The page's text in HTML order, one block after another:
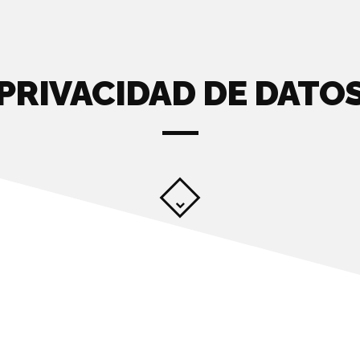
DE